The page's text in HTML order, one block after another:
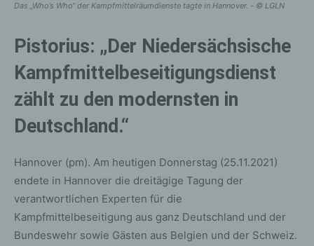
Das „Who’s Who“ der Kampfmittelräumdienste tagte in Hannover. - © LGLN
Pistorius: „Der Niedersächsische
Kampfmittelbeseitigungsdienst
zählt zu den modernsten in
Deutschland.“
Hannover (pm). Am heutigen Donnerstag (25.11.2021)
endete in Hannover die dreitägige Tagung der
verantwortlichen Experten für die
Kampfmittelbeseitigung aus ganz Deutschland und der
Bundeswehr sowie Gästen aus Belgien und der Schweiz.